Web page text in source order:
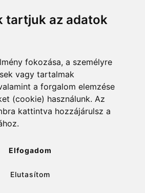
tartjuk az adatok
fokozása, a személyre
vagy tartalmak
a forgalom elemzése
(cookie) használunk. Az
kattintva hozzájárulsz a
Elfogadom
Elutasítom
Linkek
mohosz.hu
horgaszjegy.hu